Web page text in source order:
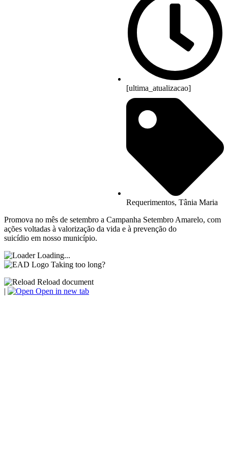
[ultima_atualizacao]
Requerimentos, Tânia Maria
Promova no mês de setembro a Campanha Setembro Amarelo, com
ações voltadas à valorização da vida e à prevenção do
suicídio em nosso município.
Loading...
Taking too long?
Reload document
|
Open in new tab